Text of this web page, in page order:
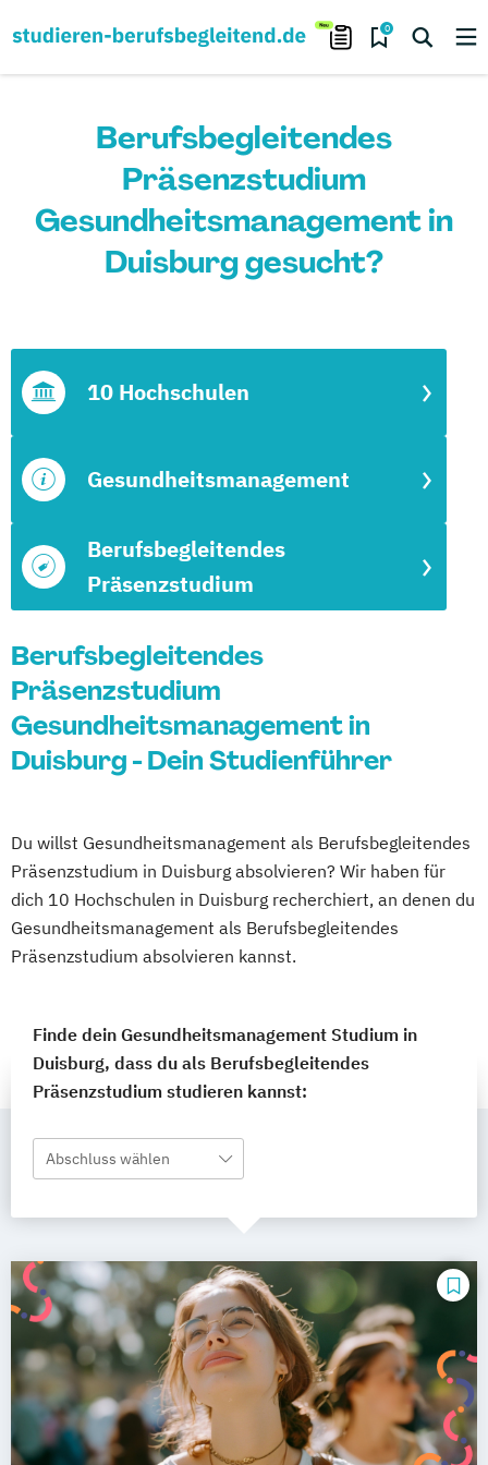
0
Berufsbegleitendes
Präsenzstudium
Gesundheitsmanagement in
Duisburg gesucht?
Berufsbegleitendes
Präsenzstudium
Gesundheitsmanagement
10 Hochschulen
Berufsbegleitendes
Präsenzstudium
Gesundheitsmanagement in
Duisburg - Dein Studienführer
Du willst Gesundheitsmanagement als Berufsbegleitendes
Präsenzstudium in Duisburg absolvieren? Wir haben für
dich 10 Hochschulen in Duisburg recherchiert, an denen du
Gesundheitsmanagement als Berufsbegleitendes
Präsenzstudium absolvieren kannst.
Finde dein Gesundheitsmanagement Studium in
Duisburg, dass du als Berufsbegleitendes
Präsenzstudium studieren kannst:
Abschluss wählen